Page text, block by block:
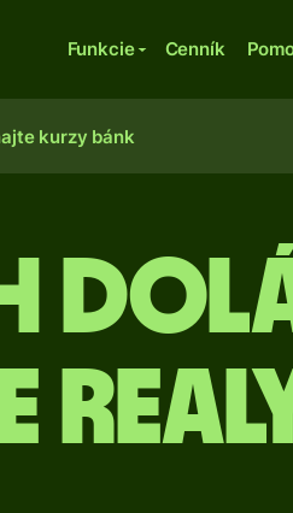
Funkcie Cenník
kurzy bánk